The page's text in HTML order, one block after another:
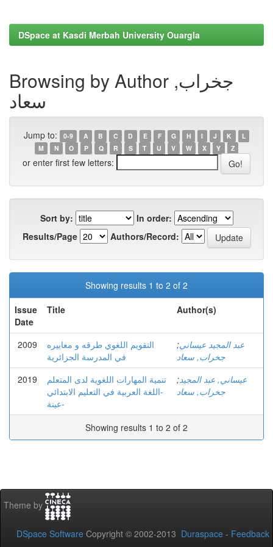
DSpace at Kasdi Merbah University Ouargla
Browsing by Author جخراب,
سعاد
Jump to: 0-9 A B C D E F G H I J K
L
M
N O P Q R S T U V W X Y Z
or enter first few letters:
Sort by:
In order:
Results/Page
Authors/Record:
Showing results 1 to 2 of 2
Issue
Date
Title Author(s)
2009
التقويم اللغوي طرقه و معاييره
في المدرسة الجزائرية
عبد المجيد عيساني;
جخراب, سعاد
2019
تنمية المهارات اللغوية لدى المتعلم
-اللغة العربية في التعليم الابتدائي
عينة-
عيساني, عبد المجيد;
جخراب, سعاد
Showing results 1 to 2 of 2
Theme by
DSpace Software Copyright © 2002-2013 Duraspace - Feedback